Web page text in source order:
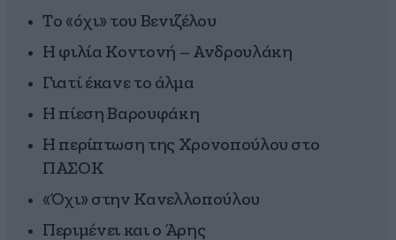
Το «όχι» του Βενιζέλου
Η φιλία Κοντονή – Ανδρουλάκη
Γιατί έκανε το άλμα
Η πίεση Βαρουφάκη
Η περίπτωση της Χρονοπούλου στο
ΠΑΣΟΚ
«Όχι» στην Κανελλοπούλου
Περιμένει και ο Άρης